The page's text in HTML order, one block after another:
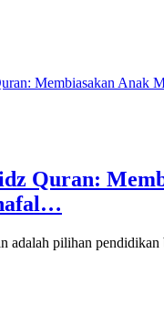
Quran:
adalah pilihan pendidikan